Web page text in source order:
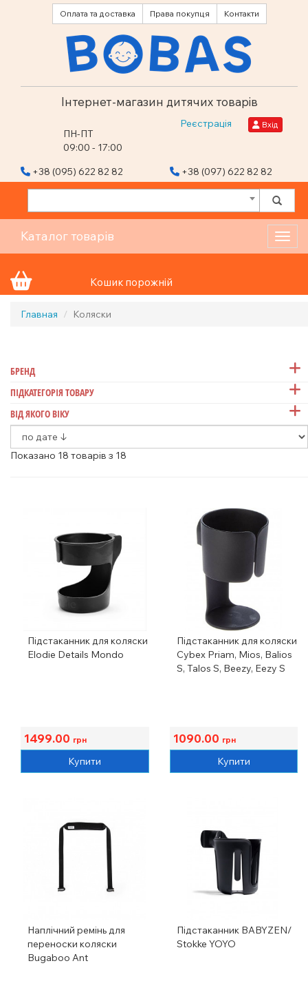
Оплата та доставка Права покупця Контакти
Інтернет-магазин дитячих товарів
ПН-ПТ
09:00 - 17:00
Реєстрація Вхід
+38 (095) 622 82 82 +38 (097) 622 82 82
Каталог товарів
Кошик порожній
Главная Коляски
БРЕНД
ПІДКАТЕГОРІЯ ТОВАРУ
ВІД ЯКОГО ВІКУ
Показано 18 товарів з 18
Підстаканник для коляски
Elodie Details Mondo
1499.00 грн
Купити
Підстаканник для коляски
Cybex Priam, Mios, Balios
S, Talos S, Beezy, Eezy S
1090.00 грн
Купити
Наплічний ремінь для
переноски коляски
Bugaboo Ant
Підстаканник BABYZEN/
Stokke YOYO